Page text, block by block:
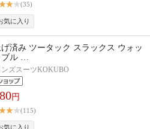
(35)
済み ツータック スラックス ウォッ
ル …
ンズスーツKOKUBO
円
(115)